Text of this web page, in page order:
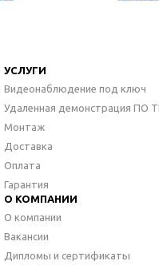
УСЛУГИ
Видеонаблюдение под ключ
Удаленная демонстрация ПО
Монтаж
Доставка
Оплата
Гарантия
О КОМПАНИИ
О компании
Вакансии
Дипломы и сертификаты